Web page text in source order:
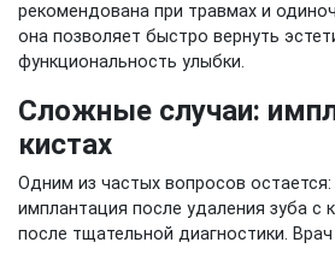
рекомендована при травмах и
она позволяет быстро вернуть
функциональность улыбки.
Сложные случаи:
кистах
Одним из частых вопросов
имплантация после удаления зуба с
после тщательной диагностики.